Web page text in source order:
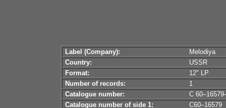
Label (Company):
Melodiya
Country:
USSR
Format:
12" LP
Number of records:
1
Catalogue number:
С
Catalogue number of side 1:
С60–16579